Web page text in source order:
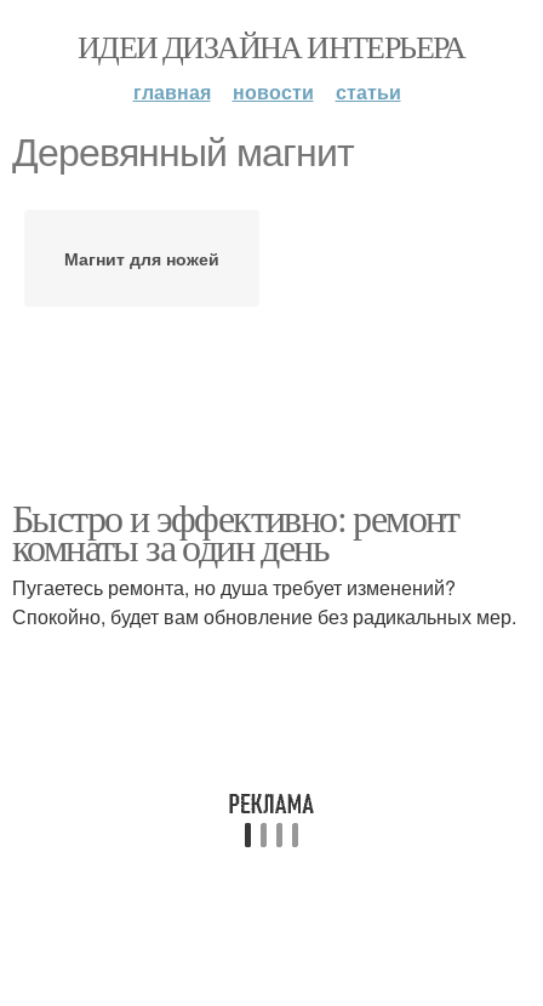
ИДЕИ ДИЗАЙНА ИНТЕРЬЕРА
главная новости статьи
Деревянный магнит
Магнит для ножей
Быстро и эффективно: ремонт
комнаты за один день
Пугаетесь ремонта, но душа требует изменений?
Спокойно, будет вам обновление без радикальных мер.